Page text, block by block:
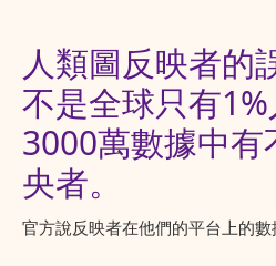
人類圖反映者的
不是全球只有
3000萬數據中有
央者。
官方說反映者在他們的平台上的數